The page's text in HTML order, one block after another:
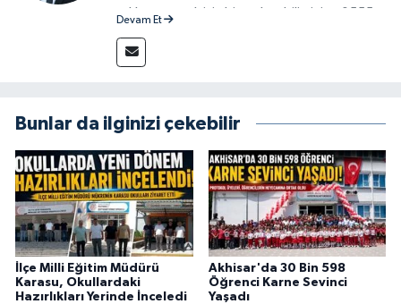
reklam vermek için bize ulaşabilirsiniz - 0555
Devam Et
Bunlar da ilginizi çekebilir
İlçe Milli Eğitim Müdürü
Karasu, Okullardaki
Hazırlıkları Yerinde İnceledi
Akhisar'da 30 Bin 598
Öğrenci Karne Sevinci
Yaşadı